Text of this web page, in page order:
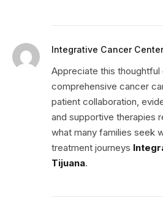
Integrative Cancer
Appreciate this
comprehensive cancer
patient collaboration,
and supportive therapies
what many families seek
treatment journeys
Tijuana.